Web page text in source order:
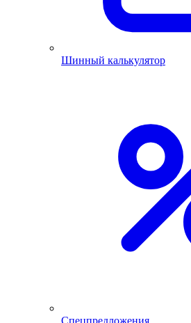
Шинный калькулятор
Спецпредложения